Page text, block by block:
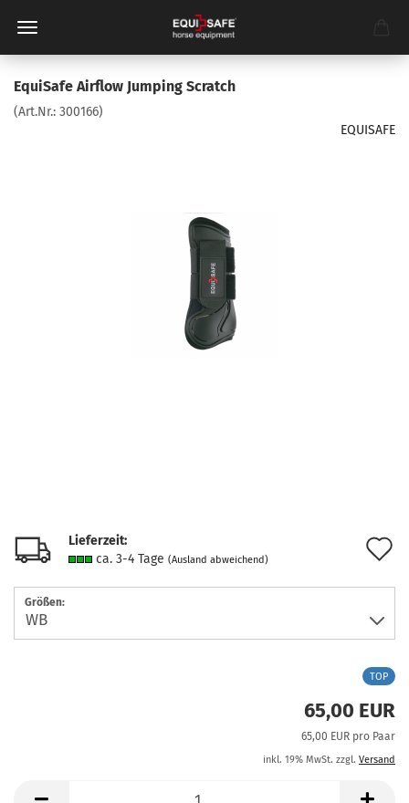
EquiSafe Airflow Jumping Scratch
(Art.Nr.: 300166)
EQUISAFE
Lieferzeit:
ca. 3-4 Tage (Ausland abweichend)
Größen:
TOP
65,00 EUR
65,00 EUR pro Paar
inkl. 19% MwSt. zzgl. Versand